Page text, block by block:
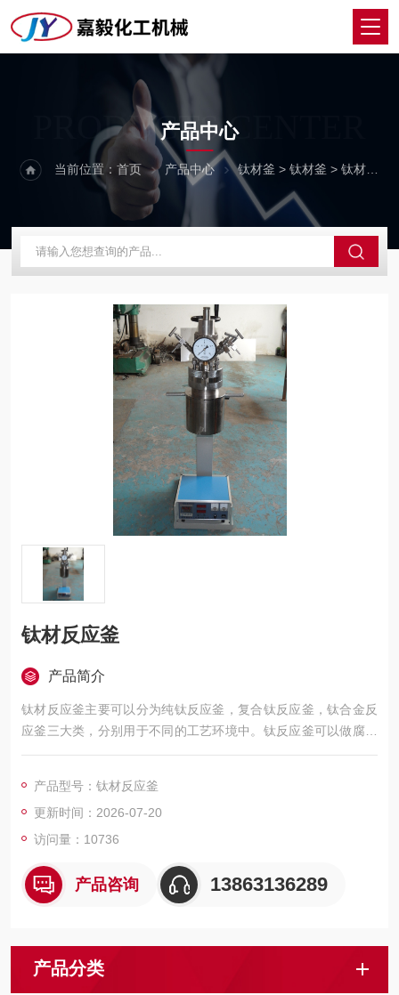
PRODUCTS CENTER
产品中心
当前位置：首页 产品中心 钛材釜 >钛材釜 > 钛材反应釜
钛材反应釜
产品简介
钛材反应釜主要可以分为纯钛反应釜，复合钛反应釜，钛合金反
应釜三大类，分别用于不同的工艺环境中。钛反应釜可以做腐蚀
性的实验，钛本来很活泼，但是容易形成钝化，而且钝化层比较
产品型号：钛材反应釜
更新时间：2026-07-20
访问量：10736
产品咨询 13863136289
产品分类